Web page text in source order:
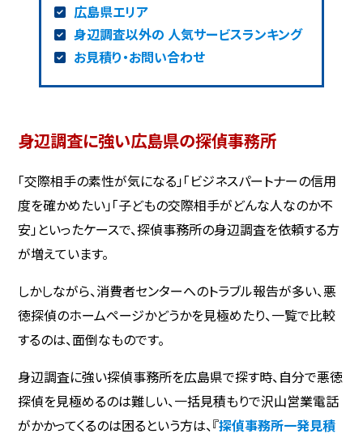
広島県エリア
身辺調査以外の 人気サービスランキング
お見積り・お問い合わせ
身辺調査に強い広島県の探偵事務所
「交際相手の素性が気になる」「ビジネスパートナーの信用
度を確かめたい」「子どもの交際相手がどんな人なのか不
安」といったケースで、探偵事務所の身辺調査を依頼する方
が増えています。
しかしながら、消費者センターへのトラブル報告が多い、悪
徳探偵のホームページかどうかを見極めたり、一覧で比較
するのは、面倒なものです。
身辺調査に強い探偵事務所を広島県で探す時、自分で悪徳
探偵を見極めるのは難しい、一括見積もりで沢山営業電話
がかかってくるのは困るという方は、『探偵事務所一発見積